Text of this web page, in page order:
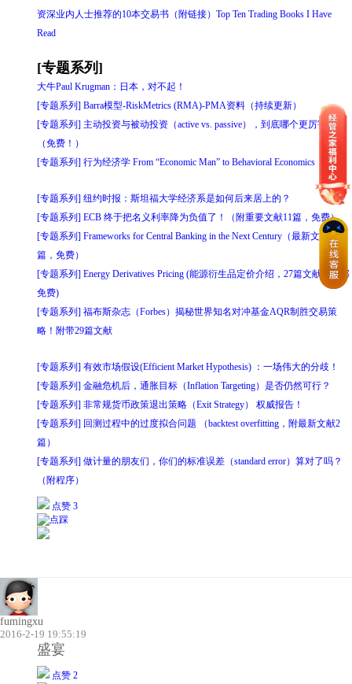
资深业内人士推荐的10本交易书（附链接）Top Ten Trading Books I Have
Read
[专题系列]
大牛Paul Krugman：日本，对不起！
[专题系列] Barra模型-RiskMetrics (RMA)-PMA资料（持续更新）
[专题系列] 主动投资与被动投资（active vs. passive），到底哪个更厉害？
（免费！）
[专题系列] 行为经济学 From “Economic Man” to Behavioral Economics
[专题系列] 纽约时报：斯坦福大学经济系是如何后来居上的？
[专题系列] ECB 终于把名义利率降为负值了！（附重要文献11篇，免费）
[专题系列] Frameworks for Central Banking in the Next Century（最新文献9
篇，免费）
[专题系列] Energy Derivatives Pricing (能源衍生品定价介绍，27篇文献，全部
免费)
[专题系列] 福布斯杂志（Forbes）揭秘世界知名对冲基金AQR制胜交易策
略！附带29篇文献
[专题系列] 有效市场假设(Efficient Market Hypothesis) ：一场伟大的分歧！
[专题系列] 金融危机后，通胀目标（Inflation Targeting）是否仍然可行？
[专题系列] 非常规货币政策退出策略（Exit Strategy） 权威报告！
[专题系列] 回测过程中的过度拟合问题 （backtest overfitting，附最新文献2
篇）
[专题系列] 做计量的朋友们，你们的标准误差（standard error）算对了吗？
（附程序）
点赞 3
fumingxu
2016-2-19 19:55:19
盛宴
点赞 2